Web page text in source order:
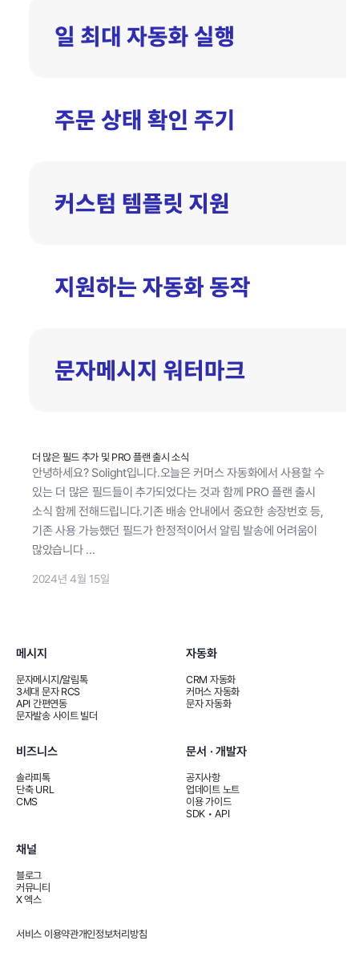
더 많은 필드 추가 및 PRO 플랜 출시 소식
안녕하세요? Solight입니다.오늘은 커머스 자동화에서 사용할 수
있는 더 많은 필드들이 추가되었다는 것과 함께 PRO 플랜 출시
소식 함께 전해드립니다.기존 배송 안내에서 중요한 송장번호 등,
기존 사용 가능했던 필드가 한정적이어서 알림 발송에 어려움이
많았습니다 ...
2024년 4월 15일
메시지
문자메시지/알림톡
3세대 문자 RCS
API 간편연동
문자발송 사이트 빌더
자동화
CRM 자동화
커머스 자동화
문자 자동화
비즈니스
솔라피톡
단축 URL
CMS
문서 · 개발자
공지사항
업데이트 노트
이용 가이드
SDK • API
채널
블로그
커뮤니티
X 엑스
서비스 이용약관개인정보처리방침